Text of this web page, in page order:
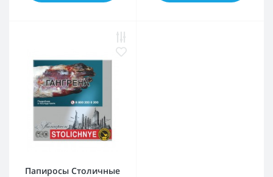
Папиросы Столичные